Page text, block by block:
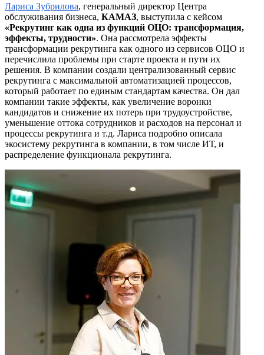
Лариса Зубрилова, генеральный директор Центра
обслуживания бизнеса, КАМАЗ, выступила с кейсом
«Рекрутинг как одна из функций ОЦО: трансформация,
эффекты, трудности». Она рассмотрела эффекты
трансформации рекрутинга как одного из сервисов ОЦО и
перечислила проблемы при старте проекта и пути их
решения. В компании создали централизованный сервис
рекрутинга с максимальной автоматизацией процессов,
который работает по единым стандартам качества. Он дал
компании такие эффекты, как увеличение воронки
кандидатов и снижение их потерь при трудоустройстве,
уменьшение оттока сотрудников и расходов на персонал и
процессы рекрутинга и т.д. Лариса подробно описала
экосистему рекрутинга в компании, в том числе ИТ, и
распределение функционала рекрутинга.